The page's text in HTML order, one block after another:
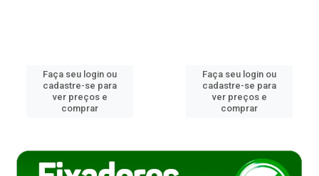
Faça seu login ou
cadastre-se para
ver preços e
comprar
Faça seu login ou
cadastre-se para
ver preços e
comprar